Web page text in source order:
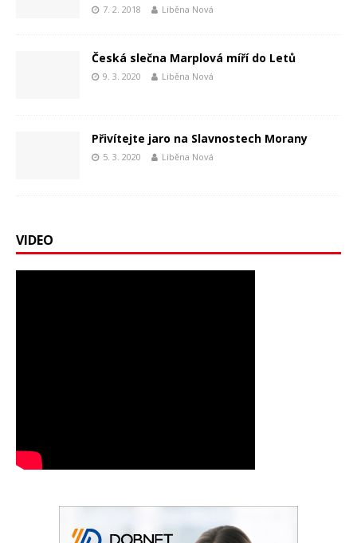
7. 2. 2018 Liběna Nová
Česká slečna Marplová míří do Letů
9. 3. 2020 Liběna Nová
Přivítejte jaro na Slavnostech Morany
5. 3. 2020 Liběna Nová
VIDEO